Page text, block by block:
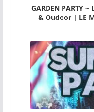
GARDEN PARTY
& Oudoor | LE